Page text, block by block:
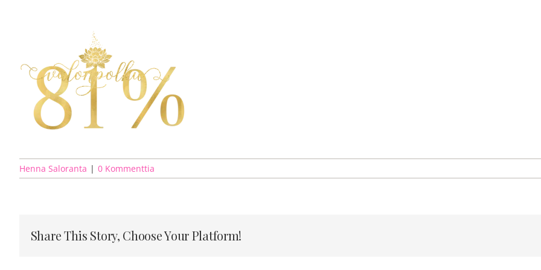
Henna Saloranta | 0 Kommenttia
Share This Story, Choose Your Platform!